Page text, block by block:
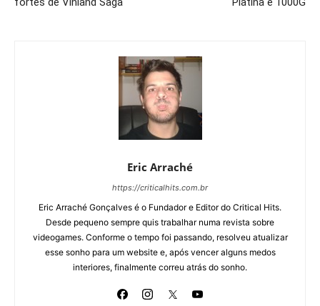
Eric Arraché
https://criticalhits.com.br
Eric Arraché Gonçalves é o Fundador e Editor do Critical Hits.
Desde pequeno sempre quis trabalhar numa revista sobre
videogames. Conforme o tempo foi passando, resolveu atualizar
esse sonho para um website e, após vencer alguns medos
interiores, finalmente correu atrás do sonho.